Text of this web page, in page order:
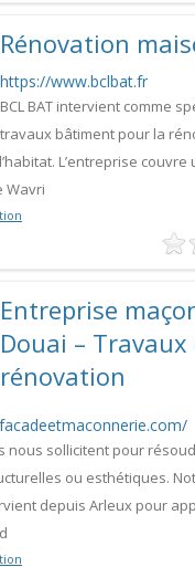
Rénovation
https://www.bclbat.fr
BCL BAT intervient comme
travaux bâtiment pour la
L’entreprise couvre
Wavri
Entreprise
Douai – Travaux
rénovation
nous sollicitent pour
ou esthétiques.
depuis Arleux pour